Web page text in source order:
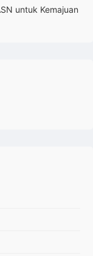
untuk Kemajuan